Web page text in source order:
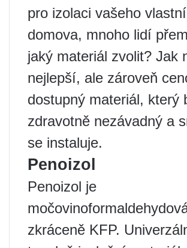
pro izolaci vašeho
domova, mnoho lidí
jaký materiál zvolit? Jak
nejlepší, ale zároveň
dostupný materiál, který
zdravotně nezávadný a
se instaluje.
Penoizol
Penoizol je
zkráceně KFP.